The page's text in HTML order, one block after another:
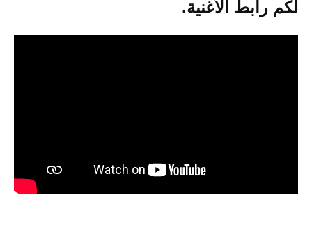
لكم رابط الأغنية.